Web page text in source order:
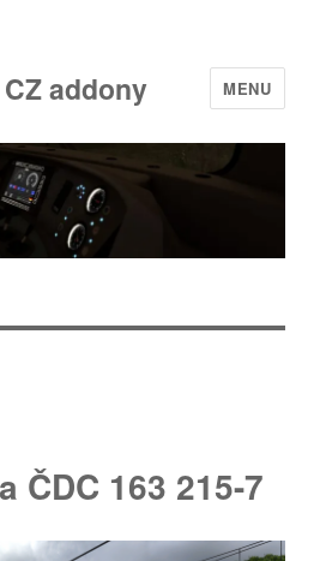
addony MENU
ČDC 163 215-7